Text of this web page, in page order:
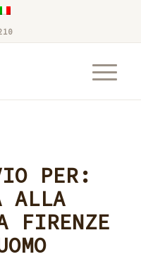
PER:
ALLA
FIRENZE